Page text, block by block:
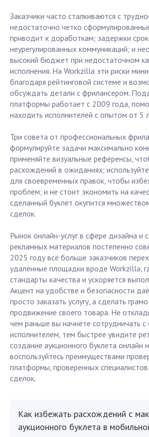
Заказчики часто сталкиваются с
недостаточно четко
приводит к доработкам; задержки
неурегулированных коммуникаций; и
высокий бюджет при недостаточном
исполнения. На Workzilla эти риски
благодаря рейтинговой системе и
обсуждать детали с фрилансером.
платформы работает с 2009 года,
находить исполнителей с опытом от 5
Три совета от профессиональных
формулируйте задачи максимально
применяйте визуальные референсы,
расхождений в ожиданиях;
для своевременных правок, чтобы
проблем; и не стоит экономить на
сделанный буклет окупится
сделок.
Рынок онлайн-услуг в сфере дизайна и
рекламных материалов постепенно
2025 году всё больше заказчиков
удалённые площадки вроде Workzilla,
стандарты качества и ускоряется
Акцент на удобстве и безопасности
просто заказать услугу, а сделать
продвижение своего товара. Не
чем раньше вы начнёте сотрудничать
исполнителем, тем быстрее увидите
создание аукционного буклета онлайн
воспользуйтесь преимуществами
платформы, проверенных
сделок.
Как избежать расхождений с
аукционного буклета в